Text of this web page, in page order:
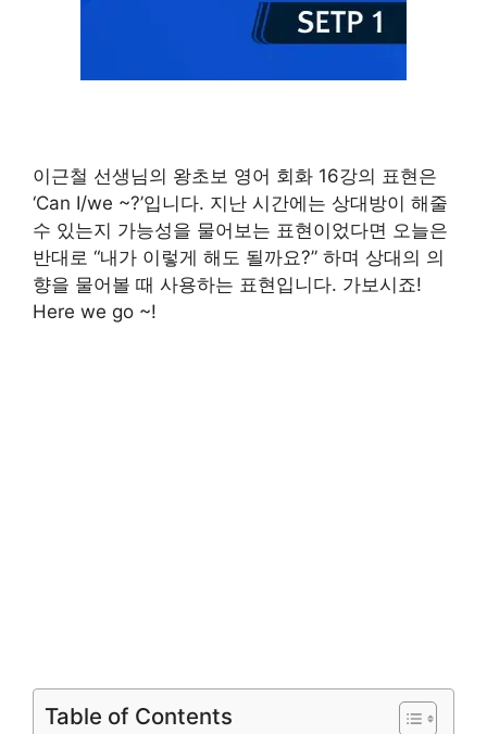
이근철 선생님의 왕초보 영어 회화 16강의 표현은
‘Can I/we ~?’입니다. 지난 시간에는 상대방이 해줄
수 있는지 가능성을 물어보는 표현이었다면 오늘은
반대로 “내가 이렇게 해도 될까요?” 하며 상대의 의
향을 물어볼 때 사용하는 표현입니다. 가보시죠!
Here we go ~!
Table of Contents